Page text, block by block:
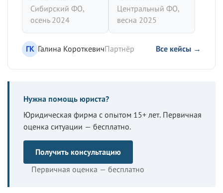
Сибирский ФО,
осень 2024
Центральный ФО,
весна 2025
ГК Галина КороткевичПартнёр Все кейсы →
Нужна помощь юриста?
Юридическая фирма с опытом 15+ лет. Первичная
оценка ситуации — бесплатно.
Получить консультацию
Первичная оценка — бесплатно